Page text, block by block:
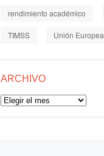
rendimiento académico
TIMSS Unión Europea
ARCHIVO
Archivo